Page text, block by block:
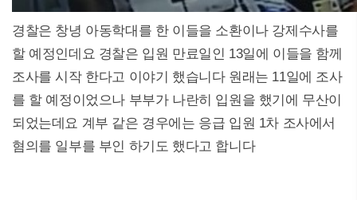
경찰은 창녕 아동학대를 한 이들을 소환이나 강제수사를
할 예정인데요 경찰은 입원 만료일인 13일에 이들을 함께
조사를 시작 한다고 이야기 했습니다 원래는 11일에 조사
를 할 예정이었으나 부부가 나란히 입원을 했기에 무산이
되었는데요 계부 같은 경우에는 응급 입원 1차 조사에서
혐의를 일부를 부인 하기도 했다고 합니다